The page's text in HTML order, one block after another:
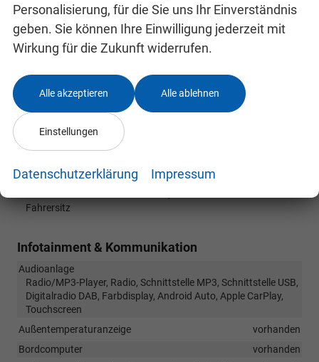
Klimatisierung
Klimaautomatik, 2-Zonen-Klimaautomatik
Laderaumabdeckung
vorhanden
Lenkrad
Sitze
Isofix (Kindersitzbefestigung), Rücksitzbank hinten geteilt,
Sitzheizung, Isofix Beifahrersitz
Sitze: Lordosenstütze
Sitze: Verstellbarkeit
Höhenverstellbarer Fahrer- und Beifahrersitz,
Fahrersitz
Infotainment & Kommunikation
Audioanlage
Radio/MP3-Player, Radio, Schnittstelle MP3, Schnittstelle USB,
Digitalradio DAB, Farbdisplay, Android Auto, Apple CarPlay,
Touchscreen
Außentemperaturanzeige
vorhanden
Bordcomputer
vorhanden
Personalisierung, für die Sie uns Ihr Einverständnis
geben. Sie können Ihre Einwilligung jederzeit mit
Wirkung für die Zukunft widerrufen.
Alle akzeptieren Alle ablehnen
Einstellungen
Datenschutzerklärung Impressum